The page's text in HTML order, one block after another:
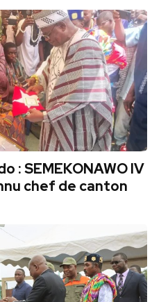
: SEMEKONAWO IV
chef de canton